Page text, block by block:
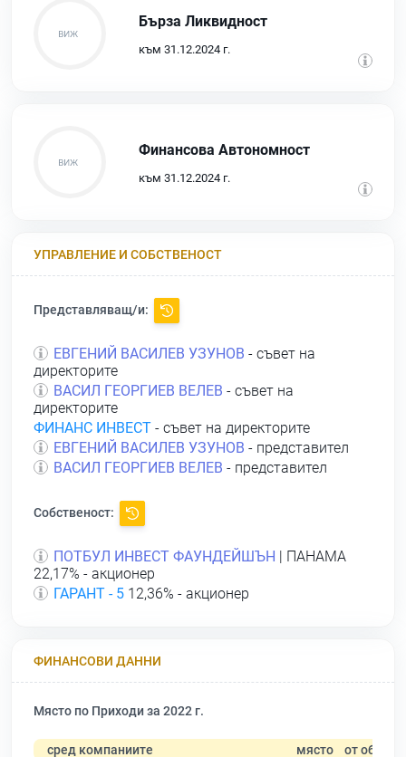
Бърза Ликвидност
към 31.12.2024 г.
Финансова Автономност
към 31.12.2024 г.
УПРАВЛЕНИЕ И СОБСТВЕНОСТ
Представляващ/и:
ЕВГЕНИЙ ВАСИЛЕВ УЗУНОВ - съвет на
директорите
ВАСИЛ ГЕОРГИЕВ ВЕЛЕВ - съвет на
директорите
ФИНАНС ИНВЕСТ - съвет на директорите
ЕВГЕНИЙ ВАСИЛЕВ УЗУНОВ - представител
ВАСИЛ ГЕОРГИЕВ ВЕЛЕВ - представител
Собственост:
ПОТБУЛ ИНВЕСТ ФАУНДЕЙШЪН
| ПАНАМА
22,17% - акционер
ГАРАНТ - 5 12,36% - акционер
ФИНАНСОВИ ДАННИ
Място по Приходи за 2022 г.
сред компаниите място от общо